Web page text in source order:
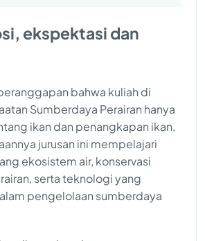
ekspektasi dan
bahwa kuliah di
Sumberdaya Perairan hanya
ikan dan penangkapan ikan,
jurusan ini mempelajari
ekosistem air, konservasi
serta teknologi yang
pengelolaan sumberdaya